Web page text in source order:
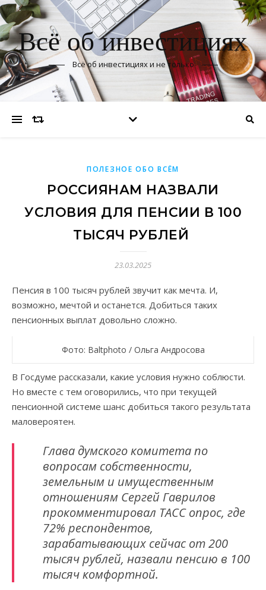
Всё об инвестициях
Всё об инвестициях и не только
ПОЛЕЗНОЕ ОБО ВСЁМ
РОССИЯНАМ НАЗВАЛИ
УСЛОВИЯ ДЛЯ ПЕНСИИ В 100
ТЫСЯЧ РУБЛЕЙ
23.03.2025
Пенсия в 100 тысяч рублей звучит как мечта. И,
возможно, мечтой и останется. Добиться таких
пенсионных выплат довольно сложно.
Фото: Baltphoto / Ольга Андросова
В Госдуме рассказали, какие условия нужно соблюсти.
Но вместе с тем оговорились, что при текущей
пенсионной системе шанс добиться такого результата
маловероятен.
Глава думского комитета по
вопросам собственности,
земельным и имущественным
отношениям Сергей Гаврилов
прокомментировал ТАСС опрос, где
72% респондентов,
зарабатывающих сейчас от 200
тысяч рублей, назвали пенсию в 100
тысяч комфортной.